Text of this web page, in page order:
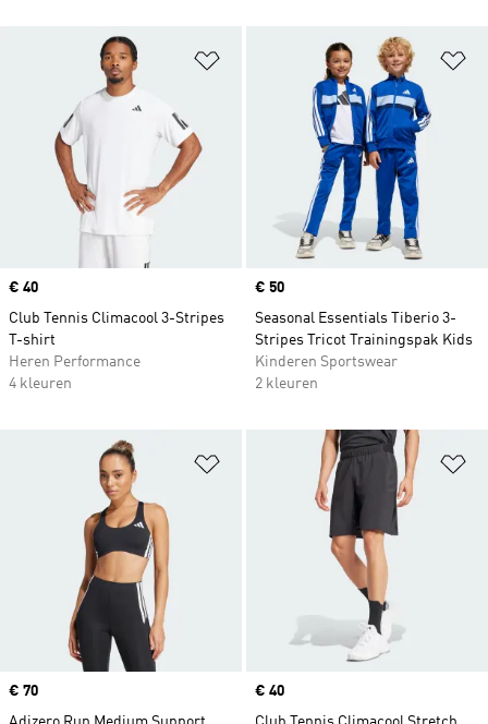
Op verlanglijst zetten
Price
€ 40
Club Tennis Climacool 3-Stripes
T-shirt
Heren Performance
4 kleuren
Price
€ 50
Seasonal Essentials Tiberio 3-
Stripes Tricot Trainingspak Kids
Kinderen Sportswear
2 kleuren
Op verlanglijst zetten
Price
€ 70
Price
€ 40